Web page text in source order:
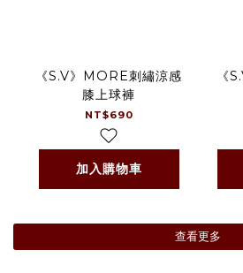
《S.V》MORE刺繡涼感
膝上球褲
NT$690
加入購物車
《
查看更多